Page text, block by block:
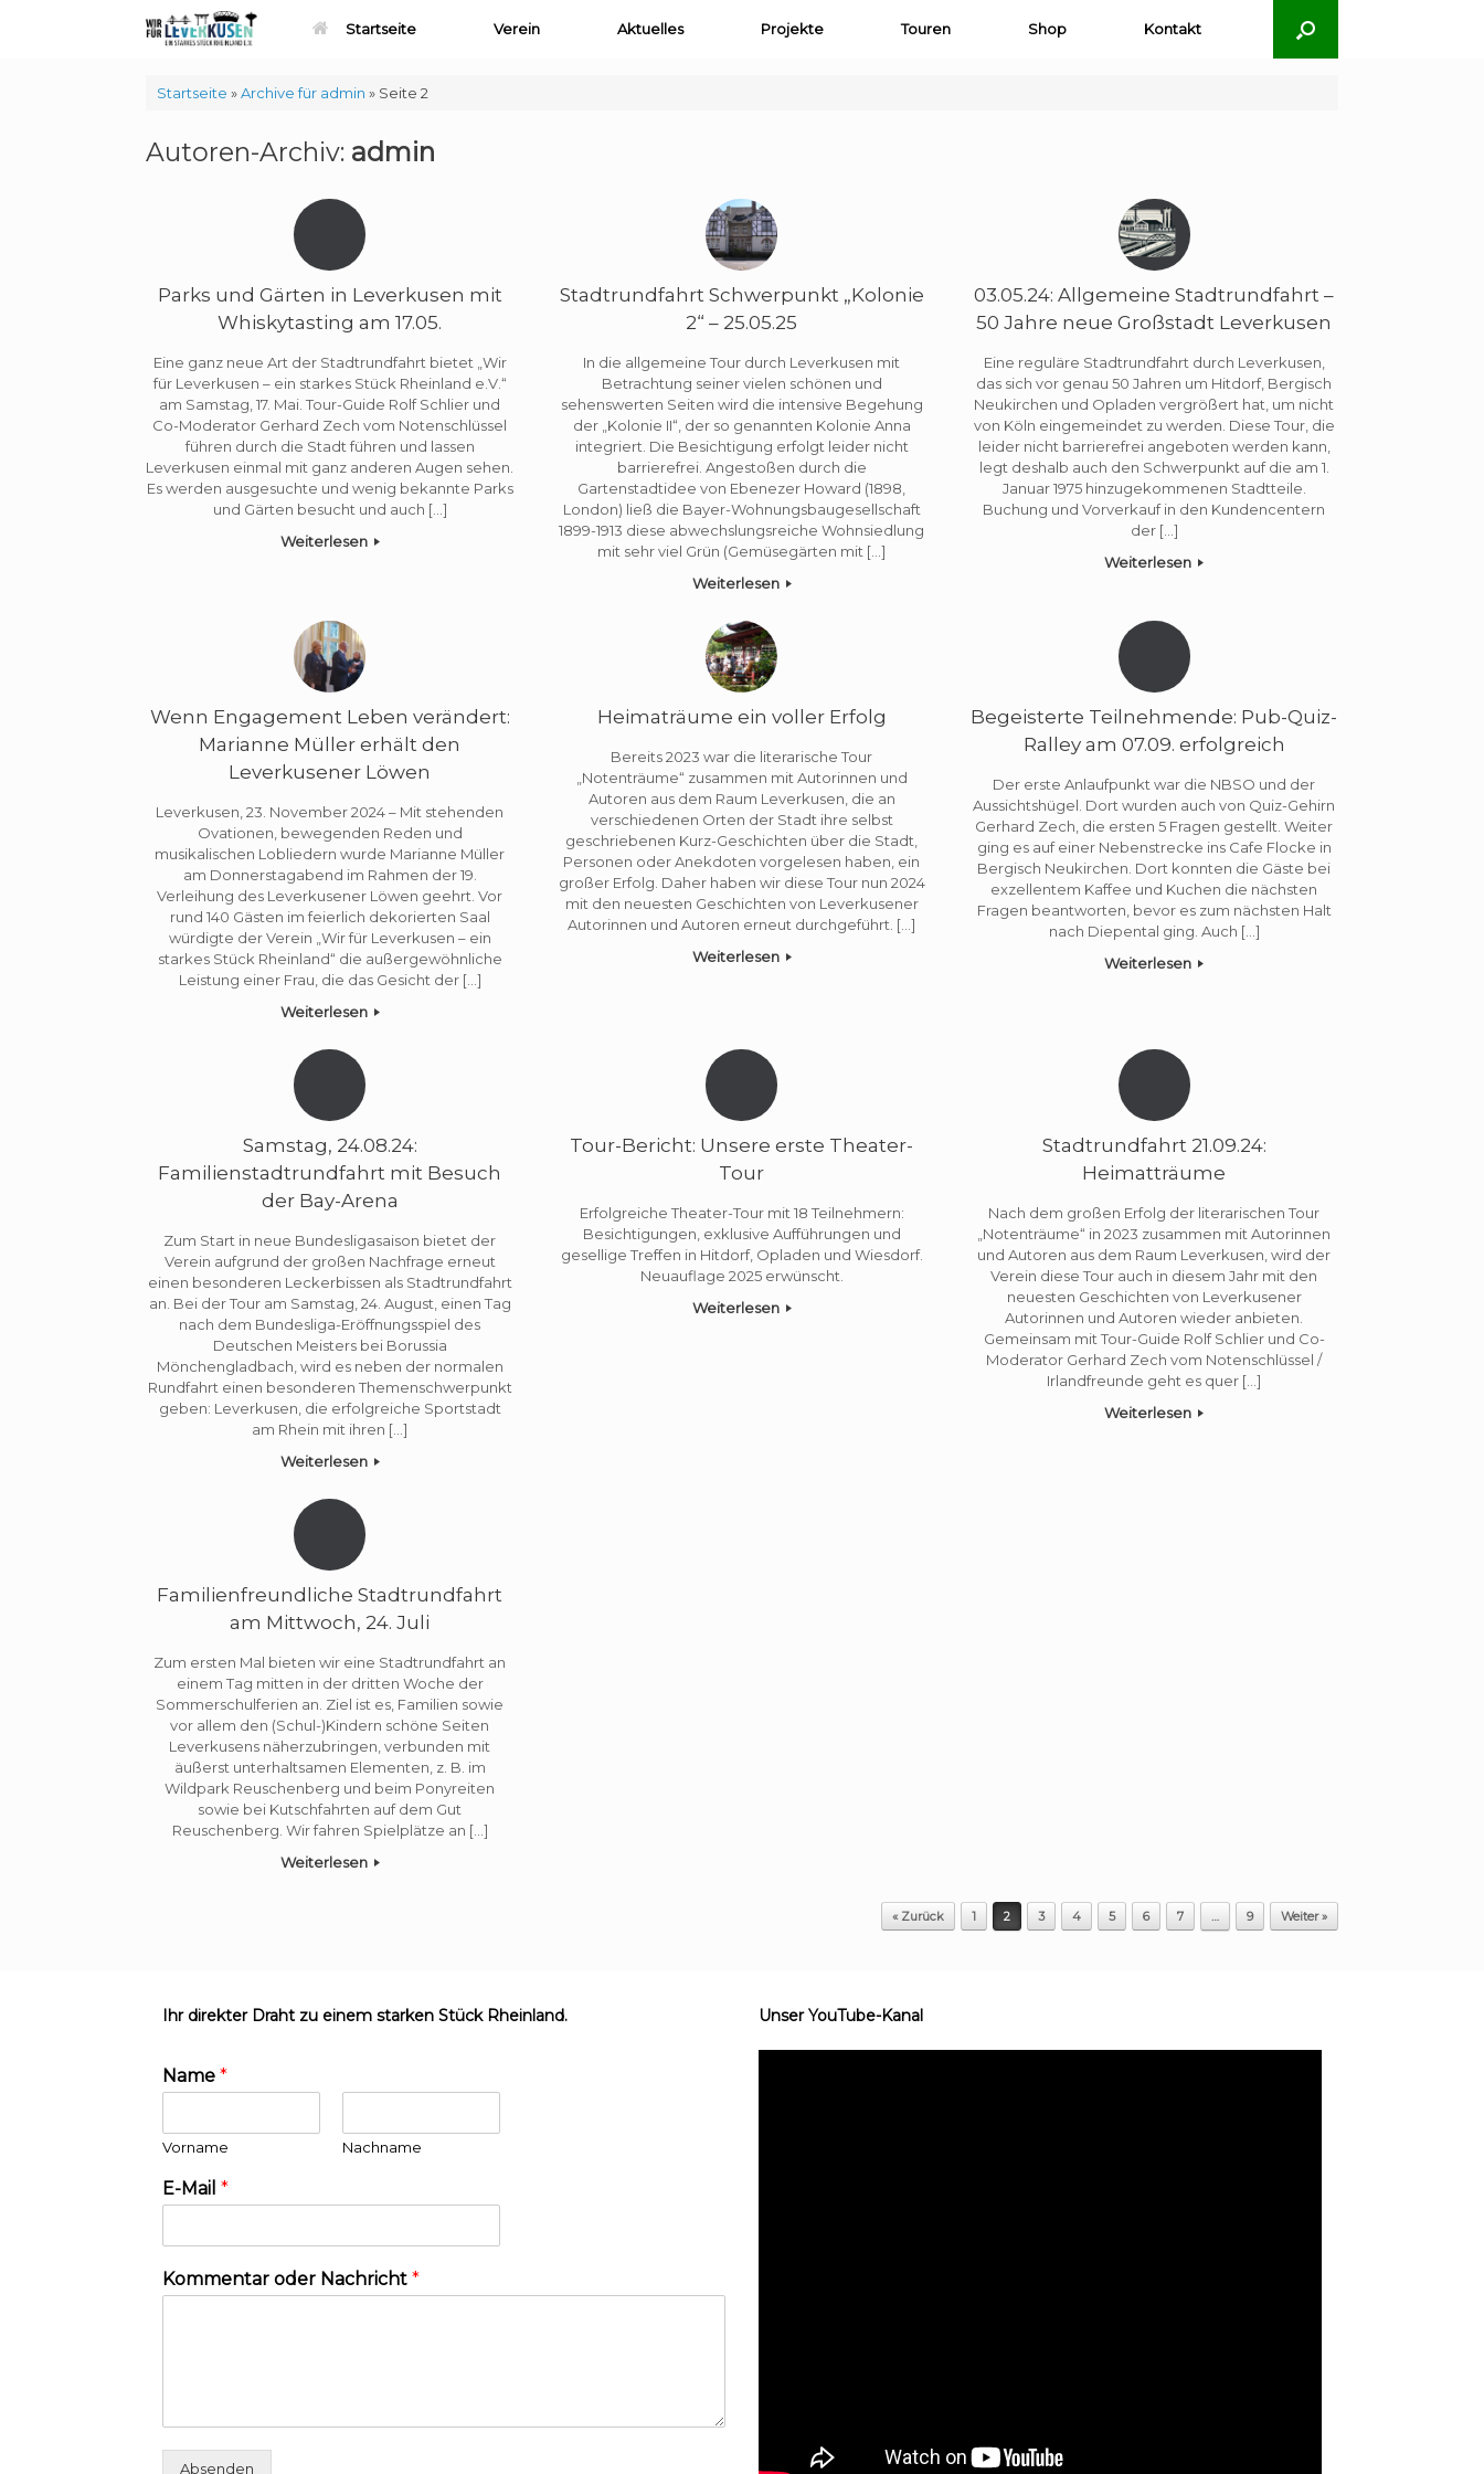
Startseite Verein Aktuelles Projekte Touren Shop Kontakt
Startseite »Archive für admin » Seite 2
Autoren-Archiv: admin
Parks und Gärten in Leverkusen mit
Whiskytasting am 17.05.
Eine ganz neue Art der Stadtrundfahrt bietet „Wir
für Leverkusen – ein starkes Stück Rheinland e.V.“
am Samstag, 17. Mai. Tour-Guide Rolf Schlier und
Co-Moderator Gerhard Zech vom Notenschlüssel
führen durch die Stadt führen und lassen
Leverkusen einmal mit ganz anderen Augen sehen.
Es werden ausgesuchte und wenig bekannte Parks
und Gärten besucht und auch […]
Weiterlesen
Stadtrundfahrt Schwerpunkt „Kolonie
2“ – 25.05.25
In die allgemeine Tour durch Leverkusen mit
Betrachtung seiner vielen schönen und
sehenswerten Seiten wird die intensive Begehung
der „Kolonie II“, der so genannten Kolonie Anna
integriert. Die Besichtigung erfolgt leider nicht
barrierefrei. Angestoßen durch die
Gartenstadtidee von Ebenezer Howard (1898,
London) ließ die Bayer-Wohnungsbaugesellschaft
1899-1913 diese abwechslungsreiche Wohnsiedlung
mit sehr viel Grün (Gemüsegärten mit […]
Weiterlesen
03.05.24: Allgemeine Stadtrundfahrt –
50 Jahre neue Großstadt Leverkusen
Eine reguläre Stadtrundfahrt durch Leverkusen,
das sich vor genau 50 Jahren um Hitdorf, Bergisch
Neukirchen und Opladen vergrößert hat, um nicht
von Köln eingemeindet zu werden. Diese Tour, die
leider nicht barrierefrei angeboten werden kann,
legt deshalb auch den Schwerpunkt auf die am 1.
Januar 1975 hinzugekommenen Stadtteile.
Buchung und Vorverkauf in den Kundencentern
der […]
Weiterlesen
Wenn Engagement Leben verändert:
Marianne Müller erhält den
Leverkusener Löwen
Leverkusen, 23. November 2024 – Mit stehenden
Ovationen, bewegenden Reden und
musikalischen Lobliedern wurde Marianne Müller
am Donnerstagabend im Rahmen der 19.
Verleihung des Leverkusener Löwen geehrt. Vor
rund 140 Gästen im feierlich dekorierten Saal
würdigte der Verein „Wir für Leverkusen – ein
starkes Stück Rheinland“ die außergewöhnliche
Leistung einer Frau, die das Gesicht der […]
Weiterlesen
Heimaträume ein voller Erfolg
Bereits 2023 war die literarische Tour
„Notenträume“ zusammen mit Autorinnen und
Autoren aus dem Raum Leverkusen, die an
verschiedenen Orten der Stadt ihre selbst
geschriebenen Kurz-Geschichten über die Stadt,
Personen oder Anekdoten vorgelesen haben, ein
großer Erfolg. Daher haben wir diese Tour nun 2024
mit den neuesten Geschichten von Leverkusener
Autorinnen und Autoren erneut durchgeführt. […]
Weiterlesen
Begeisterte Teilnehmende: Pub-Quiz-
Ralley am 07.09. erfolgreich
Der erste Anlaufpunkt war die NBSO und der
Aussichtshügel. Dort wurden auch von Quiz-Gehirn
Gerhard Zech, die ersten 5 Fragen gestellt. Weiter
ging es auf einer Nebenstrecke ins Cafe Flocke in
Bergisch Neukirchen. Dort konnten die Gäste bei
exzellentem Kaffee und Kuchen die nächsten
Fragen beantworten, bevor es zum nächsten Halt
nach Diepental ging. Auch […]
Weiterlesen
Samstag, 24.08.24:
Familienstadtrundfahrt mit Besuch
der Bay-Arena
Zum Start in neue Bundesligasaison bietet der
Verein aufgrund der großen Nachfrage erneut
einen besonderen Leckerbissen als Stadtrundfahrt
an. Bei der Tour am Samstag, 24. August, einen Tag
nach dem Bundesliga-Eröffnungsspiel des
Deutschen Meisters bei Borussia
Mönchengladbach, wird es neben der normalen
Rundfahrt einen besonderen Themenschwerpunkt
geben: Leverkusen, die erfolgreiche Sportstadt
am Rhein mit ihren […]
Weiterlesen
Tour-Bericht: Unsere erste Theater-
Tour
Erfolgreiche Theater-Tour mit 18 Teilnehmern:
Besichtigungen, exklusive Aufführungen und
gesellige Treffen in Hitdorf, Opladen und Wiesdorf.
Neuauflage 2025 erwünscht.
Weiterlesen
Stadtrundfahrt 21.09.24:
Heimatträume
Nach dem großen Erfolg der literarischen Tour
„Notenträume“ in 2023 zusammen mit Autorinnen
und Autoren aus dem Raum Leverkusen, wird der
Verein diese Tour auch in diesem Jahr mit den
neuesten Geschichten von Leverkusener
Autorinnen und Autoren wieder anbieten.
Gemeinsam mit Tour-Guide Rolf Schlier und Co-
Moderator Gerhard Zech vom Notenschlüssel /
Irlandfreunde geht es quer […]
Weiterlesen
Familienfreundliche Stadtrundfahrt
am Mittwoch, 24. Juli
Zum ersten Mal bieten wir eine Stadtrundfahrt an
einem Tag mitten in der dritten Woche der
Sommerschulferien an. Ziel ist es, Familien sowie
vor allem den (Schul-)Kindern schöne Seiten
Leverkusens näherzubringen, verbunden mit
äußerst unterhaltsamen Elementen, z. B. im
Wildpark Reuschenberg und beim Ponyreiten
sowie bei Kutschfahrten auf dem Gut
Reuschenberg. Wir fahren Spielplätze an […]
Weiterlesen
« Zurück 1 2 3 4 5 6 7 … 9 Weiter »
Ihr direkter Draht zu einem starken Stück Rheinland.
Name *
Vorname Nachname
E-Mail *
Kommentar oder Nachricht *
Absenden
Unser YouTube-Kanal